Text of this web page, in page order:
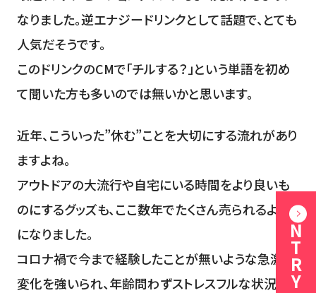
なりました。逆エナジードリンクとして話題で、とても
人気だそうです。
このドリンクのCMで「チルする？」という単語を初め
て聞いた方も多いのでは無いかと思います。
近年、こういった”休む”ことを大切にする流れがあり
ますよね。
アウトドアの大流行や自宅にいる時間をより良いも
のにするグッズも、ここ数年でたくさん売られるよう
になりました。
コロナ禍で今まで経験したことが無いような急激な
変化を強いられ、年齢問わずストレスフルな状況に ENTRY